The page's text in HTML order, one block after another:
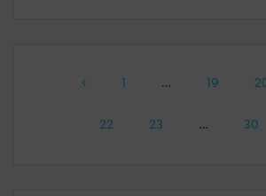
Seite … Seite
19
Seite
22 Seite
23 … Seite
30